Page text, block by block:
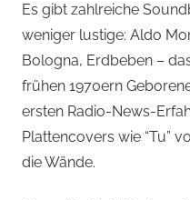
Es gibt zahlreiche
weniger lustige: Aldo
Bologna, Erdbeben –
frühen 1970ern
ersten Radio-News-
Plattencovers wie “Tu”
die Wände.